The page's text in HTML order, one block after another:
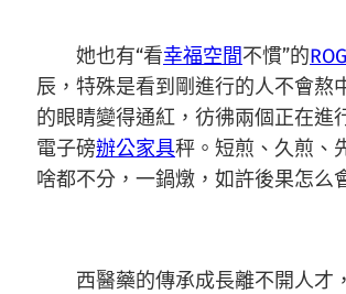
她也有“看幸福空間不慣”的
辰，特殊是看到剛進行的人不會熬
的眼睛變得通紅，彷彿兩個正在進
電子磅辦公家具秤。短煎、久煎、
啥都不分，一鍋燉，如許後果怎么
西醫藥的傳承成長離不開人才